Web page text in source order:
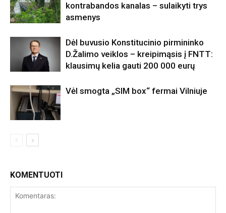
kontrabandos kanalas – sulaikyti trys
asmenys
Dėl buvusio Konstitucinio pirmininko
D.Žalimo veiklos – kreipimąsis į FNTT:
klausimų kelia gauti 200 000 eurų
Vėl smogta „SIM box“ fermai Vilniuje
KOMENTUOTI